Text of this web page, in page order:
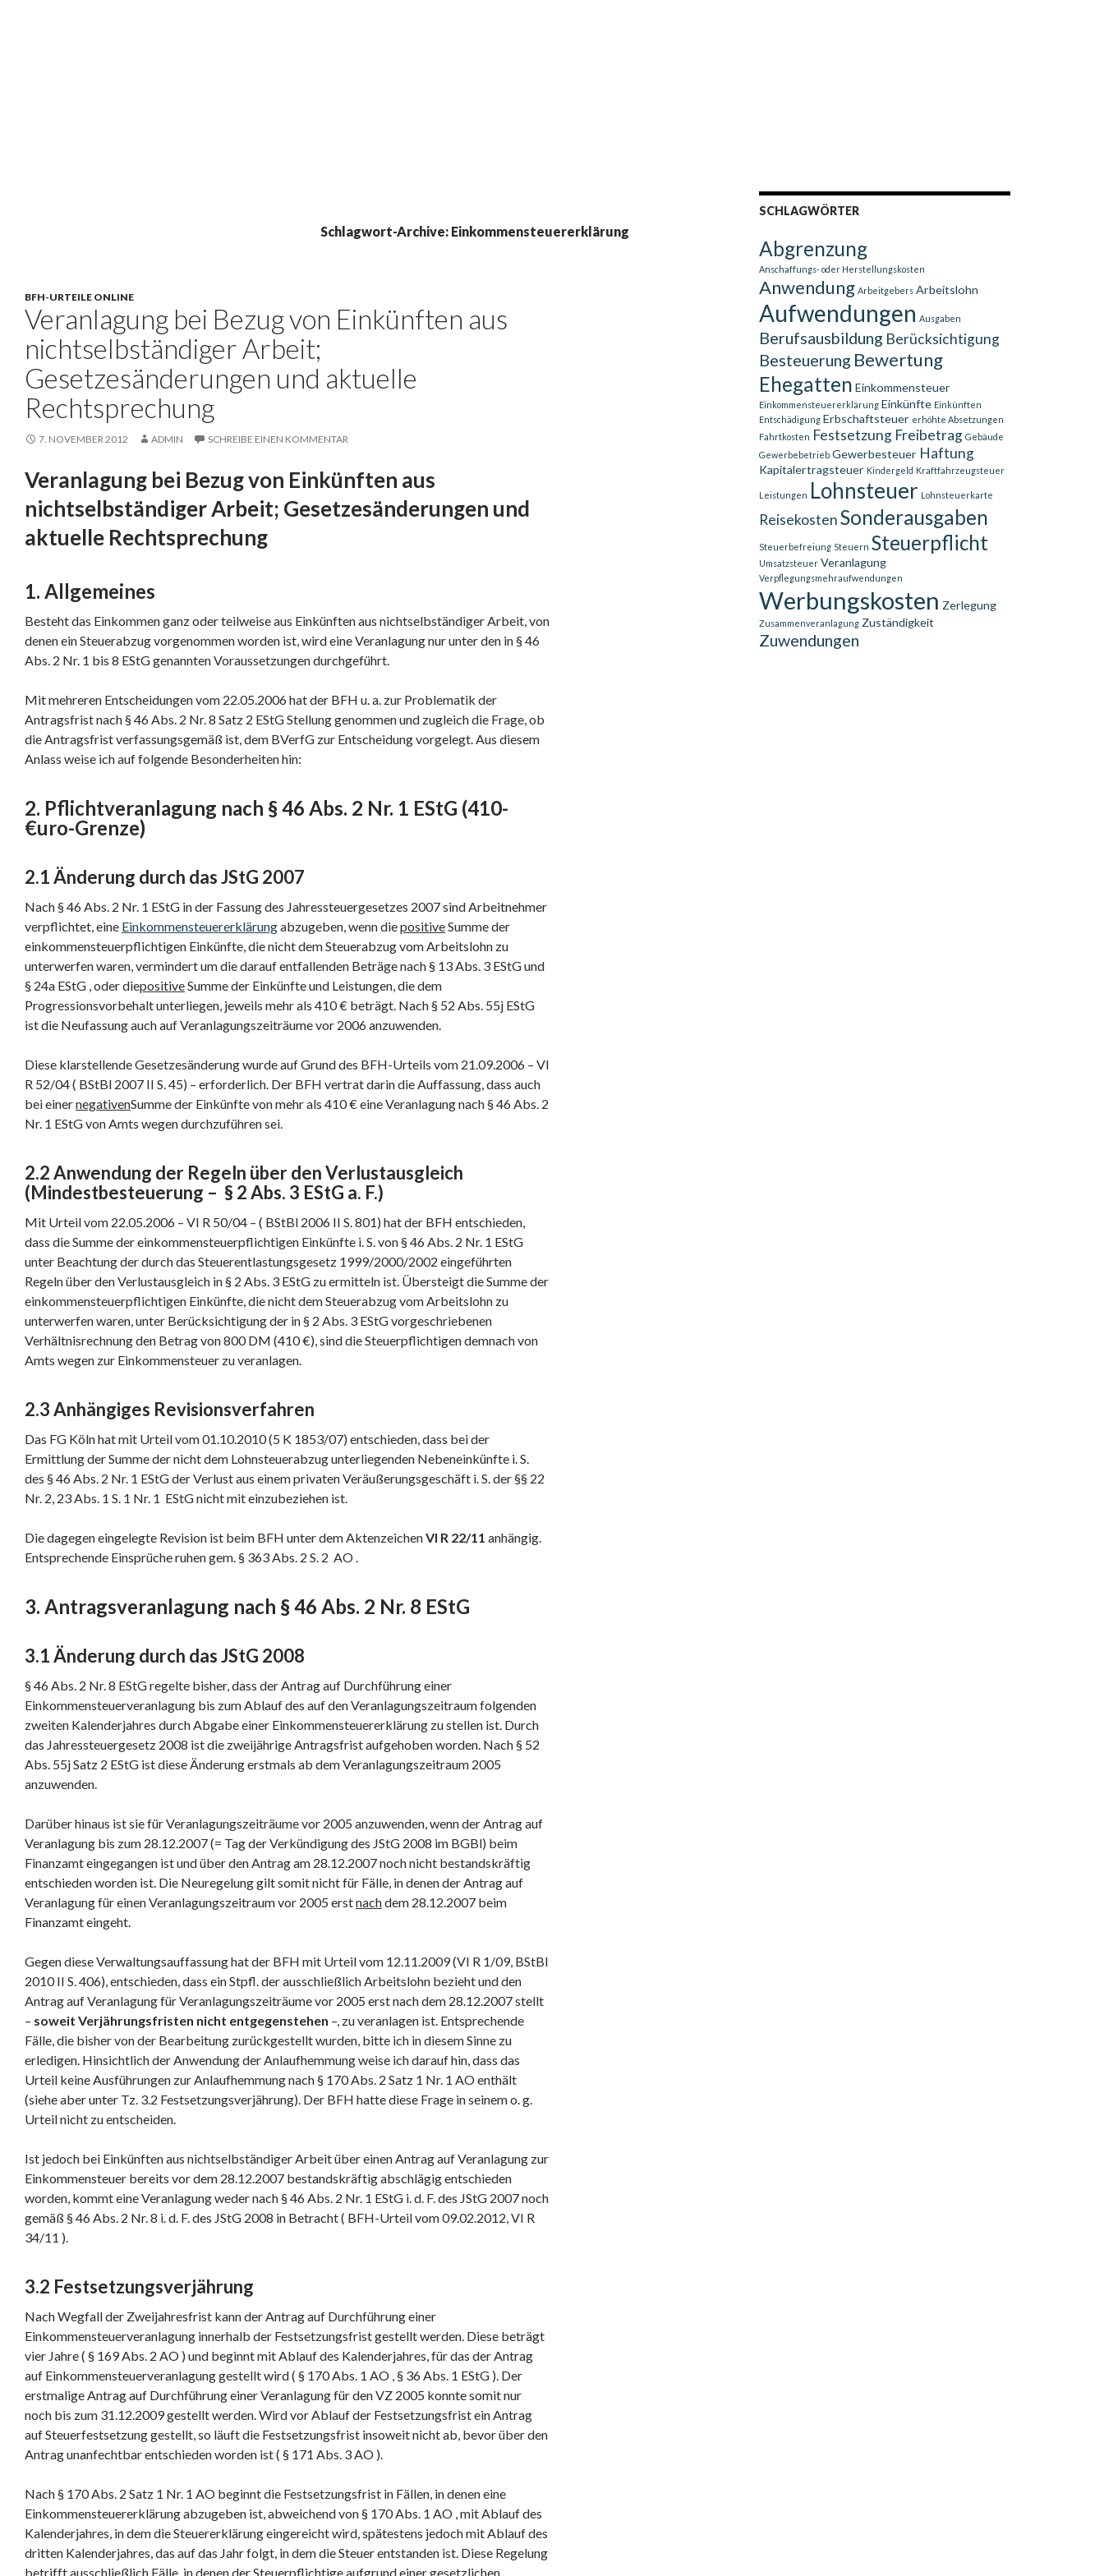
Schlagwort-Archive: Einkommensteuererklärung
BFH-URTEILE ONLINE
Veranlagung bei Bezug von Einkünften aus
nichtselbständiger Arbeit;
Gesetzesänderungen und aktuelle
Rechtsprechung
7. NOVEMBER 2012 ADMIN SCHREIBE EINEN KOMMENTAR
Veranlagung bei Bezug von Einkünften aus
nichtselbständiger Arbeit; Gesetzesänderungen und
aktuelle Rechtsprechung
1. Allgemeines
Besteht das Einkommen ganz oder teilweise aus Einkünften aus nichtselbständiger Arbeit, von
denen ein Steuerabzug vorgenommen worden ist, wird eine Veranlagung nur unter den in § 46
Abs. 2 Nr. 1 bis 8 EStG genannten Voraussetzungen durchgeführt.
Mit mehreren Entscheidungen vom 22.05.2006 hat der BFH u. a. zur Problematik der
Antragsfrist nach § 46 Abs. 2 Nr. 8 Satz 2 EStG Stellung genommen und zugleich die Frage, ob
die Antragsfrist verfassungsgemäß ist, dem BVerfG zur Entscheidung vorgelegt. Aus diesem
Anlass weise ich auf folgende Besonderheiten hin:
2. Pflichtveranlagung nach § 46 Abs. 2 Nr. 1 EStG (410-
€uro-Grenze)
2.1 Änderung durch das JStG 2007
Nach § 46 Abs. 2 Nr. 1 EStG in der Fassung des Jahressteuergesetzes 2007 sind Arbeitnehmer
verpflichtet, eine Einkommensteuererklärungabzugeben, wenn diepositiveSumme der
einkommensteuerpflichtigen Einkünfte, die nicht dem Steuerabzug vom Arbeitslohn zu
unterwerfen waren, vermindert um die darauf entfallenden Beträge nach § 13 Abs. 3 EStG und
§ 24a EStG , oder diepositiveSumme der Einkünfte und Leistungen, die dem
Progressionsvorbehalt unterliegen, jeweils mehr als 410 € beträgt. Nach § 52 Abs. 55j EStG
ist die Neufassung auch auf Veranlagungszeiträume vor 2006 anzuwenden.
Diese klarstellende Gesetzesänderung wurde auf Grund des BFH-Urteils vom 21.09.2006 – VI
R 52/04 ( BStBl 2007 II S. 45) – erforderlich. Der BFH vertrat darin die Auffassung, dass auch
bei einernegativenSumme der Einkünfte von mehr als 410 € eine Veranlagung nach § 46 Abs. 2
Nr. 1 EStG von Amts wegen durchzuführen sei.
2.2 Anwendung der Regeln über den Verlustausgleich
(Mindestbesteuerung – § 2 Abs. 3 EStG a. F.)
Mit Urteil vom 22.05.2006 – VI R 50/04 – ( BStBl 2006 II S. 801) hat der BFH entschieden,
dass die Summe der einkommensteuerpflichtigen Einkünfte i. S. von § 46 Abs. 2 Nr. 1 EStG
unter Beachtung der durch das Steuerentlastungsgesetz 1999/2000/2002 eingeführten
Regeln über den Verlustausgleich in § 2 Abs. 3 EStG zu ermitteln ist. Übersteigt die Summe der
einkommensteuerpflichtigen Einkünfte, die nicht dem Steuerabzug vom Arbeitslohn zu
unterwerfen waren, unter Berücksichtigung der in § 2 Abs. 3 EStG vorgeschriebenen
Verhältnisrechnung den Betrag von 800 DM (410 €), sind die Steuerpflichtigen demnach von
Amts wegen zur Einkommensteuer zu veranlagen.
2.3 Anhängiges Revisionsverfahren
Das FG Köln hat mit Urteil vom 01.10.2010 (5 K 1853/07) entschieden, dass bei der
Ermittlung der Summe der nicht dem Lohnsteuerabzug unterliegenden Nebeneinkünfte i. S.
des § 46 Abs. 2 Nr. 1 EStG der Verlust aus einem privaten Veräußerungsgeschäft i. S. der §§ 22
Nr. 2, 23 Abs. 1 S. 1 Nr. 1 EStG nicht mit einzubeziehen ist.
Die dagegen eingelegte Revision ist beim BFH unter dem AktenzeichenVI R 22/11 anhängig.
Entsprechende Einsprüche ruhen gem. § 363 Abs. 2 S. 2 AO .
3. Antragsveranlagung nach § 46 Abs. 2 Nr. 8 EStG
3.1 Änderung durch das JStG 2008
§ 46 Abs. 2 Nr. 8 EStG regelte bisher, dass der Antrag auf Durchführung einer
Einkommensteuerveranlagung bis zum Ablauf des auf den Veranlagungszeitraum folgenden
zweiten Kalenderjahres durch Abgabe einer Einkommensteuererklärung zu stellen ist. Durch
das Jahressteuergesetz 2008 ist die zweijährige Antragsfrist aufgehoben worden. Nach § 52
Abs. 55j Satz 2 EStG ist diese Änderung erstmals ab dem Veranlagungszeitraum 2005
anzuwenden.
Darüber hinaus ist sie für Veranlagungszeiträume vor 2005 anzuwenden, wenn der Antrag auf
Veranlagung bis zum 28.12.2007 (= Tag der Verkündigung des JStG 2008 im BGBl) beim
Finanzamt eingegangen ist und über den Antrag am 28.12.2007 noch nicht bestandskräftig
entschieden worden ist. Die Neuregelung gilt somit nicht für Fälle, in denen der Antrag auf
Veranlagung für einen Veranlagungszeitraum vor 2005 erstnachdem 28.12.2007 beim
Finanzamt eingeht.
Gegen diese Verwaltungsauffassung hat der BFH mit Urteil vom 12.11.2009 (VI R 1/09, BStBl
2010 II S. 406), entschieden, dass ein Stpfl. der ausschließlich Arbeitslohn bezieht und den
Antrag auf Veranlagung für Veranlagungszeiträume vor 2005 erst nach dem 28.12.2007 stellt
– soweit Verjährungsfristen nicht entgegenstehen –, zu veranlagen ist. Entsprechende
Fälle, die bisher von der Bearbeitung zurückgestellt wurden, bitte ich in diesem Sinne zu
erledigen. Hinsichtlich der Anwendung der Anlaufhemmung weise ich darauf hin, dass das
Urteil keine Ausführungen zur Anlaufhemmung nach § 170 Abs. 2 Satz 1 Nr. 1 AO enthält
(siehe aber unter Tz. 3.2 Festsetzungsverjährung). Der BFH hatte diese Frage in seinem o. g.
Urteil nicht zu entscheiden.
Ist jedoch bei Einkünften aus nichtselbständiger Arbeit über einen Antrag auf Veranlagung zur
Einkommensteuer bereits vor dem 28.12.2007 bestandskräftig abschlägig entschieden
worden, kommt eine Veranlagung weder nach § 46 Abs. 2 Nr. 1 EStG i. d. F. des JStG 2007 noch
gemäß § 46 Abs. 2 Nr. 8 i. d. F. des JStG 2008 in Betracht ( BFH-Urteil vom 09.02.2012, VI R
34/11 ).
3.2 Festsetzungsverjährung
Nach Wegfall der Zweijahresfrist kann der Antrag auf Durchführung einer
Einkommensteuerveranlagung innerhalb der Festsetzungsfrist gestellt werden. Diese beträgt
vier Jahre ( § 169 Abs. 2 AO ) und beginnt mit Ablauf des Kalenderjahres, für das der Antrag
auf Einkommensteuerveranlagung gestellt wird ( § 170 Abs. 1 AO , § 36 Abs. 1 EStG ). Der
erstmalige Antrag auf Durchführung einer Veranlagung für den VZ 2005 konnte somit nur
noch bis zum 31.12.2009 gestellt werden. Wird vor Ablauf der Festsetzungsfrist ein Antrag
auf Steuerfestsetzung gestellt, so läuft die Festsetzungsfrist insoweit nicht ab, bevor über den
Antrag unanfechtbar entschieden worden ist ( § 171 Abs. 3 AO ).
Nach § 170 Abs. 2 Satz 1 Nr. 1 AO beginnt die Festsetzungsfrist in Fällen, in denen eine
Einkommensteuererklärung abzugeben ist, abweichend von § 170 Abs. 1 AO , mit Ablauf des
Kalenderjahres, in dem die Steuererklärung eingereicht wird, spätestens jedoch mit Ablauf des
dritten Kalenderjahres, das auf das Jahr folgt, in dem die Steuer entstanden ist. Diese Regelung
betrifft ausschließlich Fälle, in denen der Steuerpflichtige aufgrund einer gesetzlichen
SCHLAGWÖRTER
Abgrenzung
Anschaffungs- oder Herstellungskosten
Anwendung Arbeitgebers Arbeitslohn
Aufwendungen Ausgaben
Berufsausbildung Berücksichtigung
Besteuerung Bewertung
Ehegatten Einkommensteuer
Einkommensteuererklärung Einkünfte Einkünften
Entschädigung Erbschaftsteuer erhöhte Absetzungen
Fahrtkosten Festsetzung Freibetrag Gebäude
Gewerbebetrieb Gewerbesteuer Haftung
Kapitalertragsteuer Kindergeld Kraftfahrzeugsteuer
Leistungen Lohnsteuer Lohnsteuerkarte
ReisekostenSonderausgaben
Steuerbefreiung Steuern Steuerpflicht
Umsatzsteuer Veranlagung
Verpflegungsmehraufwendungen
Werbungskosten Zerlegung
Zusammenveranlagung Zuständigkeit
Zuwendungen